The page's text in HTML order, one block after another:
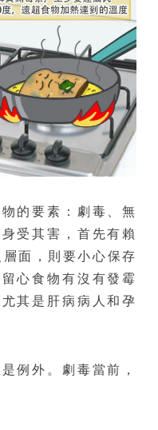
的要素：劇毒、無
受其害，首先有賴
層面，則要小心保存
心食物有沒有發霉
其是肝病病人和孕
例外。劇毒當前，